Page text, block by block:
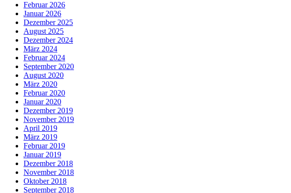
Februar 2026
Januar 2026
Dezember 2025
August 2025
Dezember 2024
März 2024
Februar 2024
September 2020
August 2020
März 2020
Februar 2020
Januar 2020
Dezember 2019
November 2019
April 2019
März 2019
Februar 2019
Januar 2019
Dezember 2018
November 2018
Oktober 2018
September 2018